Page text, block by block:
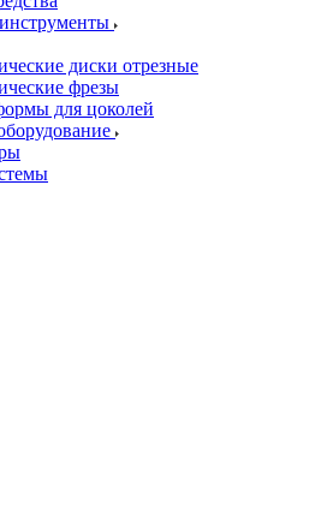
диски отрезные
фрезы
для цоколей